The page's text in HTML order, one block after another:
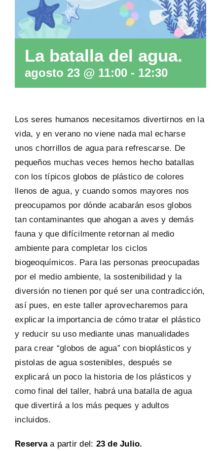
La batalla del agua.
agosto 23 @ 11:00 - 12:30
Los seres humanos necesitamos divertirnos en la
vida, y en verano no viene nada mal echarse
unos chorrillos de agua para refrescarse. De
pequeños muchas veces hemos hecho batallas
con los típicos globos de plástico de colores
llenos de agua, y cuando somos mayores nos
preocupamos por dónde acabarán esos globos
tan contaminantes que ahogan a aves y demás
fauna y que difícilmente retornan al medio
ambiente para completar los ciclos
biogeoquímicos. Para las personas preocupadas
por el medio ambiente, la sostenibilidad y la
diversión no tienen por qué ser una contradicción,
así pues, en este taller aprovecharemos para
explicar la importancia de cómo tratar el plástico
y reducir su uso mediante unas manualidades
para crear “globos de agua” con bioplásticos y
pistolas de agua sostenibles, después se
explicará un poco la historia de los plásticos y
como final del taller, habrá una batalla de agua
que divertirá a los más peques y adultos
incluidos.
Reservaa partir del: 23 de Julio.